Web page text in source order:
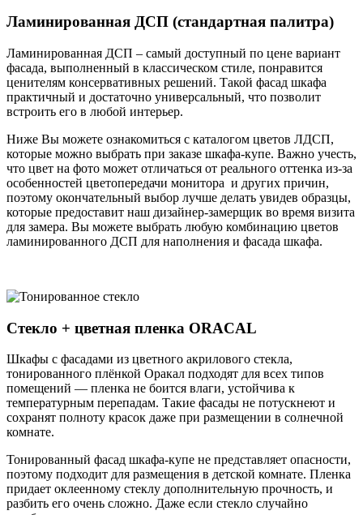
Ламинированная ДСП (стандартная палитра)
Ламинированная ДСП – самый доступный по цене вариант
фасада, выполненный в классическом стиле, понравится
ценителям консервативных решений. Такой фасад шкафа
практичный и достаточно универсальный, что позволит
встроить его в любой интерьер.
Ниже Вы можете ознакомиться с каталогом цветов ЛДСП,
которые можно выбрать при заказе шкафа-купе. Важно учесть,
что цвет на фото может отличаться от реального оттенка из-за
особенностей цветопередачи монитора и других причин,
поэтому окончательный выбор лучше делать увидев образцы,
которые предоставит наш дизайнер-замерщик во время визита
для замера. Вы можете выбрать любую комбинацию цветов
ламинированного ДСП для наполнения и фасада шкафа.
Стекло + цветная пленка ORACAL
Шкафы с фасадами из цветного акрилового стекла,
тонированного плёнкой Оракал подходят для всех типов
помещений — пленка не боится влаги, устойчива к
температурным перепадам. Такие фасады не потускнеют и
сохранят полноту красок даже при размещении в солнечной
комнате.
Тонированный фасад шкафа-купе не представляет опасности,
поэтому подходит для размещения в детской комнате. Пленка
придает оклеенному стеклу дополнительную прочность, и
разбить его очень сложно. Даже если стекло случайно